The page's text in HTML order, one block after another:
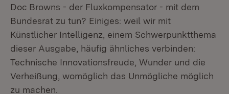
Doc Browns - der Fluxkompensator - mit dem
Bundesrat zu tun? Einiges: weil wir mit
Künstlicher Intelligenz, einem Schwerpunktthema
dieser Ausgabe, häufig ähnliches verbinden:
Technische Innovationsfreude, Wunder und die
Verheißung, womöglich das Unmögliche möglich
zu machen.